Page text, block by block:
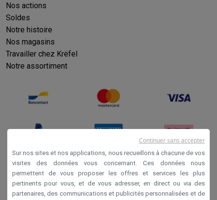
Nos actions
Soldes
Notre histoire
Nos magasins
Travailler chez Krëfel
Notre assortiment
Conditions générales de vente
Privacy
Sur nos sites et nos applications, nous recueillons à chacune de vos
visites des données vous concernant. Ces données nous
permettent de vous proposer les offres et services les plus
pertinents pour vous, et de vous adresser, en direct ou via des
partenaires, des communications et publicités personnalisées et de
Continuer sans accepter